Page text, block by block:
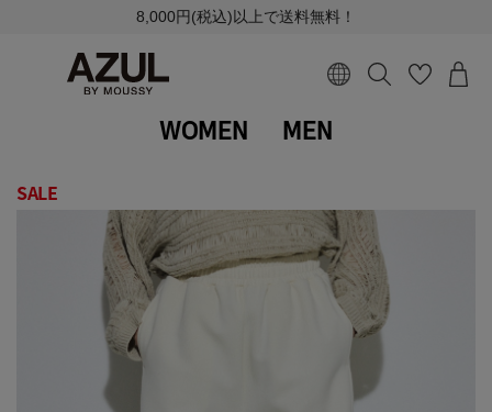
8,000円(税込)以上で送料無料！
WOMEN MEN
SALE